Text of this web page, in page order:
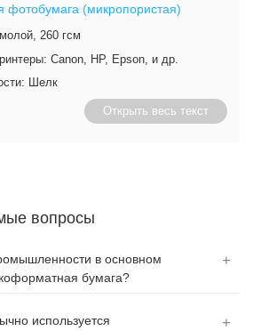
фотобумага (микропористая)
260 гсм
Canon, HP, Epson, и др.
Шелк
Открыть весь текст
вопросы
в основном
бумага?
используется